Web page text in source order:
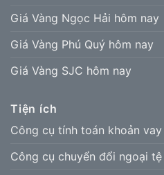
Giá Vàng Ngọc Hải hôm nay
Giá Vàng Phú Quý hôm nay
Giá Vàng SJC hôm nay
Tiện ích
Công cụ tính toán khoản vay
Công cụ chuyển đổi ngoại tệ